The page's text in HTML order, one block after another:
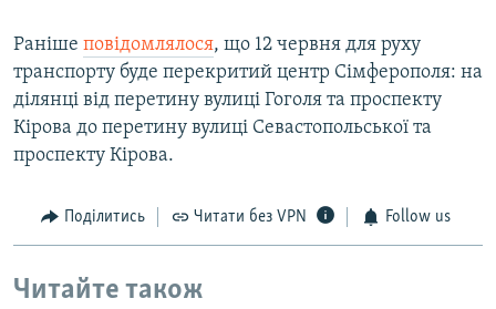
Раніше повідомлялося, що 12 червня для руху
транспорту буде перекритий центр Сімферополя: на
ділянці від перетину вулиці Гоголя та проспекту
Кірова до перетину вулиці Севастопольської та
проспекту Кірова.
Поділитись Читати без VPN Follow us
Читайте також